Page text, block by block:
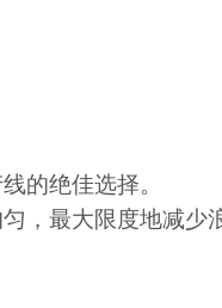
的绝佳选择。
，最大限度地减少